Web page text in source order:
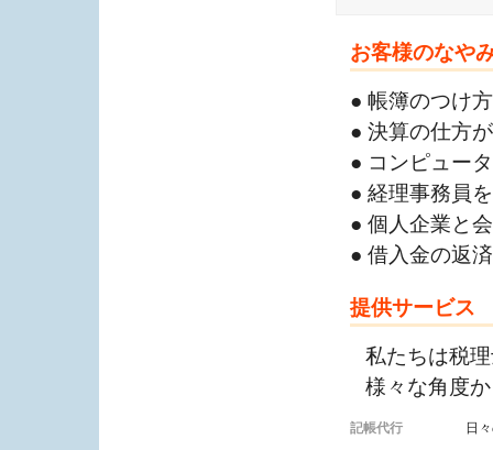
お客様のなや
● 帳簿のつけ
● 決算の仕方
● コンピュー
● 経理事務員
● 個人企業と
● 借入金の返
提供サービス
私たちは税
様々な角度
記帳代行
日